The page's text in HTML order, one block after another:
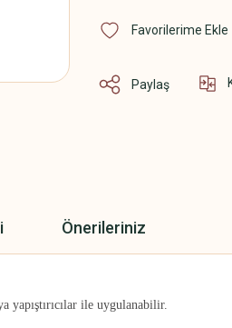
Paylaş
Önerileriniz
yapıştırıcılar ile uygulanabilir.